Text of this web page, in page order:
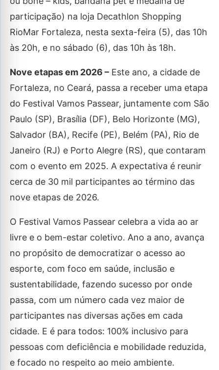
participação) na loja Decathlon Shopping
RioMar Fortaleza, nesta sexta-feira (5), das 10h
às 20h, e no sábado (6), das 10h às 18h.
Nove etapas em 2026 – Este ano, a cidade de
Fortaleza, no Ceará, passa a receber uma etapa
do Festival Vamos Passear, juntamente com São
Paulo (SP), Brasília (DF), Belo Horizonte (MG),
Salvador (BA), Recife (PE), Belém (PA), Rio de
Janeiro (RJ) e Porto Alegre (RS), que contaram
com o evento em 2025. A expectativa é reunir
cerca de 30 mil participantes ao término das
nove etapas de 2026.
O Festival Vamos Passear celebra a vida ao ar
livre e o bem-estar coletivo. Ano a ano, avança
no propósito de democratizar o acesso ao
esporte, com foco em saúde, inclusão e
sustentabilidade, fazendo sucesso por onde
passa, com um número cada vez maior de
participantes nas diversas ações em cada
cidade. E é para todos: 100% inclusivo para
pessoas com deficiência e mobilidade reduzida,
e focado no respeito ao meio ambiente.